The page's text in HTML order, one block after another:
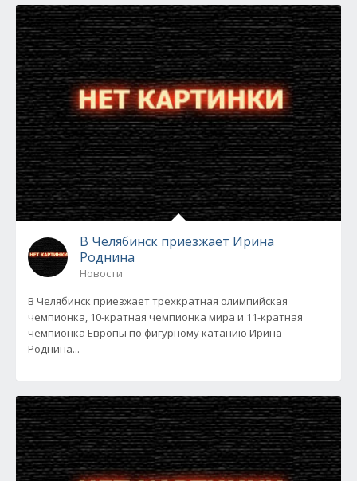
В Челябинск приезжает Ирина
Роднина
Новости
В Челябинск приезжает трехкратная олимпийская
чемпионка, 10-кратная чемпионка мира и 11-кратная
чемпионка Европы по фигурному катанию Ирина
Роднина...